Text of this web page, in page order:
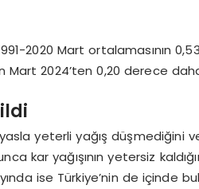
2020 Mart ortalamasının
Mart 2024’ten 0,20 derece
yeterli yağış düşmediğini ve
kar yağışının yetersiz
ise Türkiye’nin de içinde